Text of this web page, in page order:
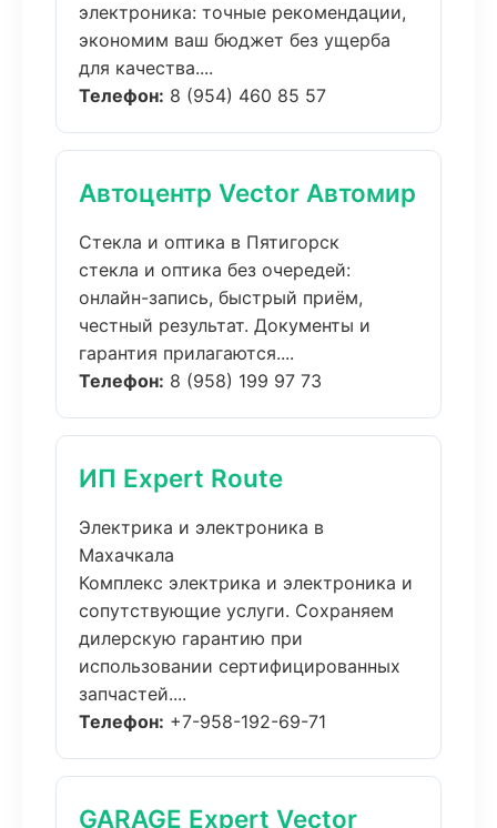
электроника: точные рекомендации,
экономим ваш бюджет без ущерба
для качества....
Телефон: 8 (954) 460 85 57
Автоцентр Vector Автомир
Стекла и оптика в Пятигорск
стекла и оптика без очередей:
онлайн-запись, быстрый приём,
честный результат. Документы и
гарантия прилагаются....
Телефон: 8 (958) 199 97 73
ИП Expert Route
Электрика и электроника в
Махачкала
Комплекс электрика и электроника и
сопутствующие услуги. Сохраняем
дилерскую гарантию при
использовании сертифицированных
запчастей....
Телефон: +7-958-192-69-71
GARAGE Expert Vector